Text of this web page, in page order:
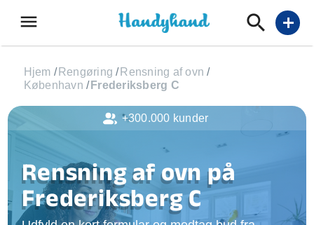
menu add
Hjem / Rengøring / Rensning af ovn /
København / Frederiksberg C
Rensning af ovn på
Frederiksberg C
+300.000 kunder